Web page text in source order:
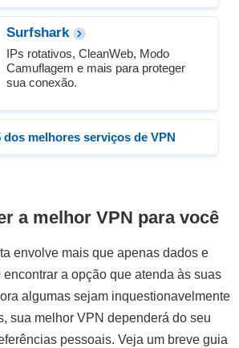
Surfshark
IPs rotativos, CleanWeb, Modo
Camuflagem e mais para proteger
sua conexão.
dos melhores serviços de VPN
a melhor VPN para você
envolve mais que apenas dados e
a opção que atenda às suas
algumas sejam inquestionavelmente
sua melhor VPN dependerá do seu
pessoais. Veja um breve guia